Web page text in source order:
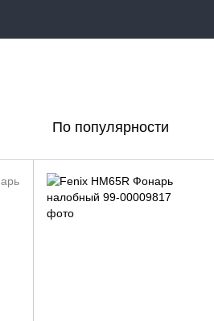
По популярности